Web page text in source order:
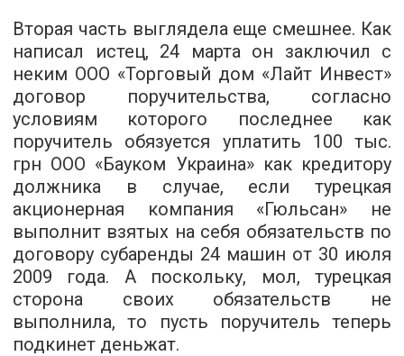
Вторая часть выглядела еще смешнее. Как
написал истец, 24 марта он заключил с
неким ООО «Торговый дом «Лайт Инвест»
договор поручительства, согласно
условиям которого последнее как
поручитель обязуется уплатить 100 тыс.
грн ООО «Бауком Украина» как кредитору
должника в случае, если турецкая
акционерная компания «Гюльсан» не
выполнит взятых на себя обязательств по
договору субаренды 24 машин от 30 июля
2009 года. А поскольку, мол, турецкая
сторона своих обязательств не
выполнила, то пусть поручитель теперь
подкинет деньжат.